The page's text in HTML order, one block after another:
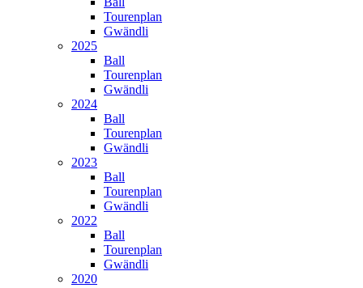
Tourenplan
Gwändli
2025
Ball
Tourenplan
Gwändli
2024
Ball
Tourenplan
Gwändli
2023
Ball
Tourenplan
Gwändli
2022
Ball
Tourenplan
Gwändli
2020